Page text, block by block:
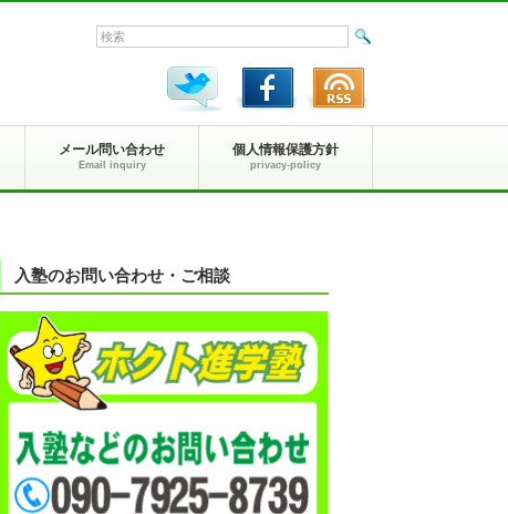
メール問い合わせ
Email inquiry
個人情報保護方針
privacy-policy
入塾のお問い合わせ・ご相談